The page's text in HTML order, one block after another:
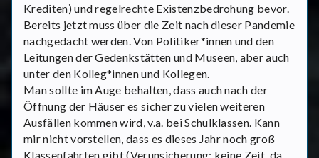
Krediten) und regelrechte Existenzbedrohung bevor.
Bereits jetzt muss über die Zeit nach dieser Pandemie
nachgedacht werden. Von Politiker*innen und den
Leitungen der Gedenkstätten und Museen, aber auch
unter den Kolleg*innen und Kollegen.
Man sollte im Auge behalten, dass auch nach der
Öffnung der Häuser es sicher zu vielen weiteren
Ausfällen kommen wird, v.a. bei Schulklassen. Kann
mir nicht vorstellen, dass es dieses Jahr noch groß
Klassenfahrten gibt (Verunsicherung; keine Zeit, da